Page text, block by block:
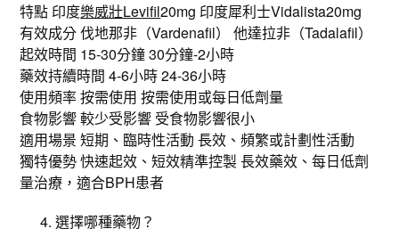
特點 印度樂威壯Levifil20mg 印度犀利士Vidalista20mg
有效成分 伐地那非（Vardenafil） 他達拉非（Tadalafil）
起效時間 15-30分鐘 30分鐘-2小時
藥效持續時間 4-6小時 24-36小時
使用頻率 按需使用 按需使用或每日低劑量
食物影響 較少受影響 受食物影響很小
適用場景 短期、臨時性活動 長效、頻繁或計劃性活動
獨特優勢 快速起效、短效精準控製 長效藥效、每日低劑
量治療，適合BPH患者
選擇哪種藥物？